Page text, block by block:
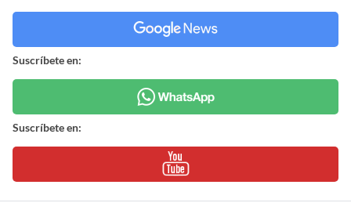
Suscríbete en:
Suscríbete en: